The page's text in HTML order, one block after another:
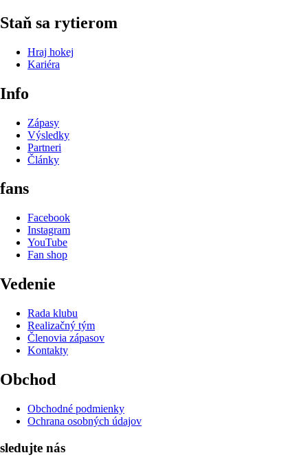
Staň sa rytierom
Hraj hokej
Kariéra
Info
Zápasy
Výsledky
Partneri
Články
fans
Facebook
Instagram
YouTube
Fan shop
Vedenie
Rada klubu
Realizačný tým
Členovia zápasov
Kontakty
Obchod
Obchodné podmienky
Ochrana osobných údajov
sledujte nás